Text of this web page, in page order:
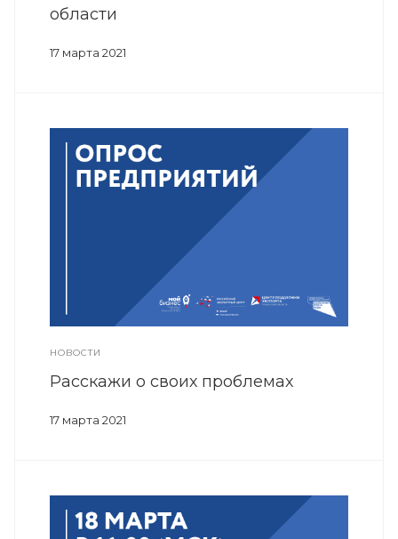
области
17 марта 2021
НОВОСТИ
Расскажи о своих проблемах
17 марта 2021